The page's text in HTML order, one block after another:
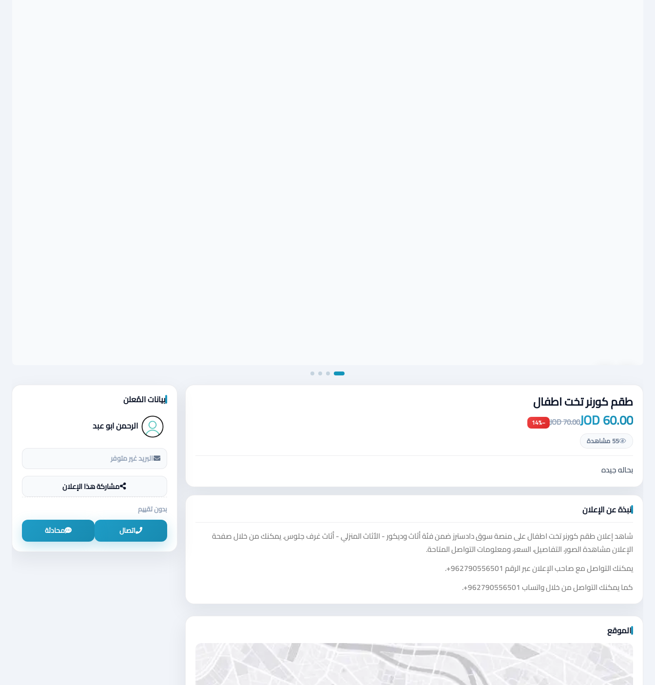
طقم كورنر تخت اطفال
60.00 JOD
70.00 JOD
−14%
55 مشاهدة
بحاله جيده
نبذة عن الإعلان
شاهد إعلان طقم كورنر تخت اطفال على منصة سوق دادسترز ضمن فئة أثاث وديكور - الأثاث المنزلي - أثاث غرف جلوس. يمكنك من خلال صفحة
الإعلان مشاهدة الصور، التفاصيل، السعر، ومعلومات التواصل المتاحة.
يمكنك التواصل مع صاحب الإعلان عبر الرقم +962790556501
.
كما يمكنك التواصل من خلال واتساب +962790556501
.
الموقع
بيانات المُعلن
الرحمن ابو عبد
البريد غير متوفر
مشاركة هذا الإعلان
بدون تقييم
اتصال
محادثة